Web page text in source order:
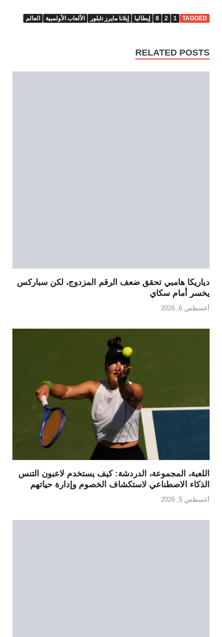
TAGGED
1
2
8 إيطاليا إيلانا مايرز تايلور الألعاب الأولمبية العالم
RELATED POSTS
دياريكا هامبي تحقق ضعف الرقم المزدوج، لكن سباركس
يخسر أمام سكاي
أغسطس 6, 2026
اللعبة، المجموعة، الدردشة: كيف يستخدم لاعبون التنس
الذكاء الاصطناعي لاستكشاف الخصوم وإدارة حياتهم
أغسطس 5, 2026